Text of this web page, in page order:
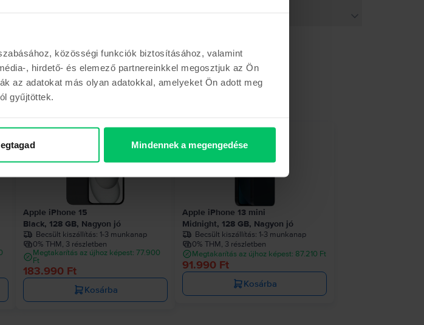
közösségi funkciók biztosításához, valamint
, hirdető- és elemező partnereinkkel megosztjuk az Ön
az adatokat más olyan adatokkal, amelyeket Ön adott meg
gyűjtöttek.
Mindennek a megengedése
termékek
Apple iPhone 15
Black, 128 GB, Nagyon jó
Becsült kiszállítás: 1-3 munkanap
0% THM, 3 részletben
Megtakarítás az újhoz képest: 77.900
Ft
183.990 Ft
Kosárba
Apple iPhone 13 mini
Midnight, 128 GB, Nagyon jó
Becsült kiszállítás: 1-3 munkanap
0% THM, 3 részletben
Megtakarítás az újhoz képest: 87.210 Ft
91.990 Ft
Kosárba